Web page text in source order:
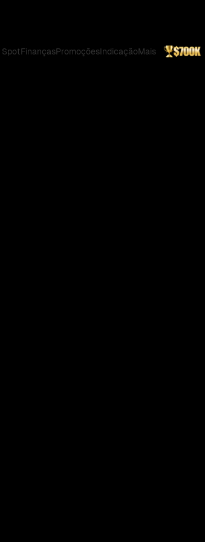
SpotFinançasPromoçõesIndicaçãoMais